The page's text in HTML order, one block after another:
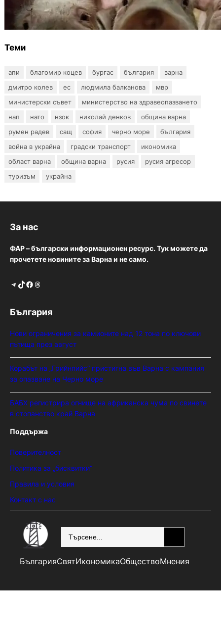
БАБХ регистрира огнище на африканска
чума по свинете в стопанство край Варна
Теми
апи благомир коцев бургас българия
варна
дмитро колев
ес людмила балканова
мвр
министерски съвет
министерство на здравеопазването
нап
нато нзок николай денков
община варна
румен радев
сащ софия черно море
българия
война в украйна
градски транспорт
икономика
област варна
община варна русия
русия агресор
туризъм
украйна
За нас
ФАР – български информационен ресурс. Тук можете да
прочетете новините за Варна и не само.
Telegram TikTok Facebook Threads
България
Нови ограничения за камионите над 12 тона по ключови
пътища през август
Корабът на „Грийнпийс“ пристигна във Варна с кампания
за опазване на Черно море
БАБХ регистрира огнище на африканска чума по свинете
в стопанство край Варна
Поддържа
Поверителност
Политика за „бисквитки“
Правила и условия
Контакт с нас
БългарияСвятИкономикаОбществоМнения